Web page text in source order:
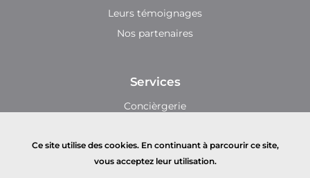
Leurs témoignages
Nos partenaires
Services
Concièrgerie
Cloud SST
Extranet
Ce site utilise des cookies. En continuant à parcourir ce site,
vous acceptez leur utilisation.